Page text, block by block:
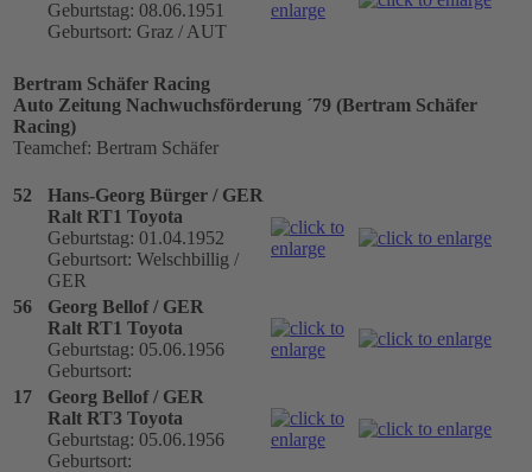
Geburtstag: 08.06.1951
Geburtsort: Graz / AUT
Bertram Schäfer Racing
Auto Zeitung Nachwuchsförderung ´79 (Bertram Schäfer
Racing)
Teamchef: Bertram Schäfer
52
Hans-Georg Bürger / GER
Ralt RT1 Toyota
Geburtstag: 01.04.1952
Geburtsort: Welschbillig /
GER
56
Georg Bellof / GER
Ralt RT1 Toyota
Geburtstag: 05.06.1956
Geburtsort:
17
Georg Bellof / GER
Ralt RT3 Toyota
Geburtstag: 05.06.1956
Geburtsort: